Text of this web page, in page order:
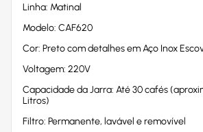
Linha: Matinal
Modelo: CAF620
Cor: Preto com detalhes em Aço Inox
Voltagem: 220V
Capacidade da Jarra: Até 30 cafés
Litros)
Filtro: Permanente, lavável e removível